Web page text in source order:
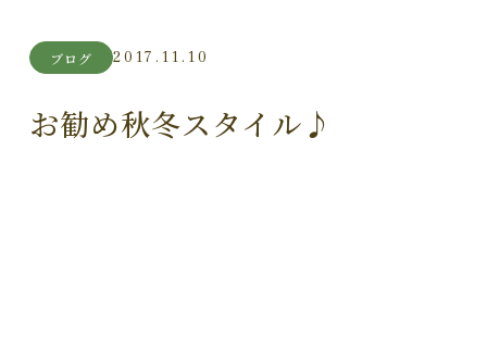
ブログ 2017.11.10
お勧め秋冬スタイル♪